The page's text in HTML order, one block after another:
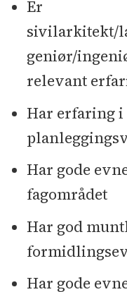
Er
sivilarkitekt/
geniør/
relevant
Har erfaring
Har gode
fagområdet
Har god
Har gode